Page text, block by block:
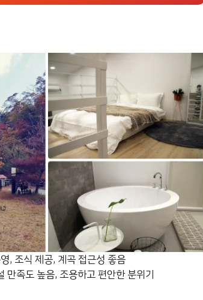
, 조식 제공, 계곡 접근성 좋음
만족도 높음, 조용하고 편안한 분위기